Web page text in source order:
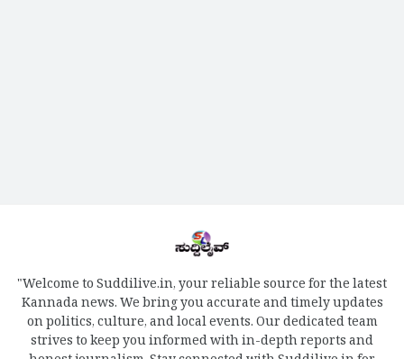
"Welcome to Suddilive.in, your reliable source for the latest
Kannada news. We bring you accurate and timely updates
on politics, culture, and local events. Our dedicated team
strives to keep you informed with in-depth reports and